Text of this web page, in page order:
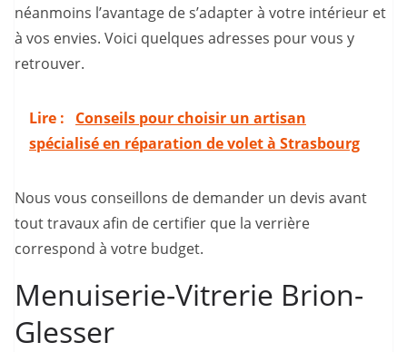
néanmoins l’avantage de s’adapter à votre intérieur et
à vos envies. Voici quelques adresses pour vous y
retrouver.
Lire :
Conseils pour choisir un artisan
spécialisé en réparation de volet à Strasbourg
Nous vous conseillons de demander un devis avant
tout travaux afin de certifier que la verrière
correspond à votre budget.
Menuiserie-Vitrerie Brion-
Glesser